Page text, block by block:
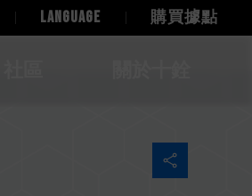
LANGUAGE 購買據點